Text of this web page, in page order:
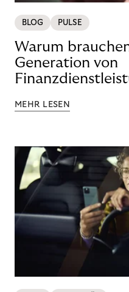
BLOG PULSE
Warum
Generation von
MEHR LESEN